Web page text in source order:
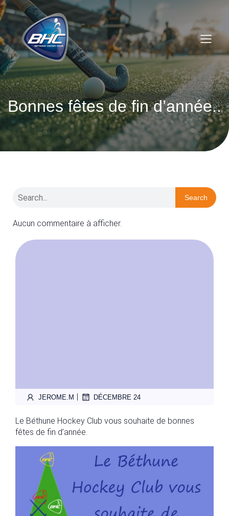
Bonnes fêtes de fin d’année..
Search
Aucun commentaire à afficher.
JEROME.M | DÉCEMBRE 24
Le Béthune Hockey Club vous souhaite de bonnes
fêtes de fin d’année.